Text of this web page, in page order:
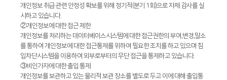
개인정보 취급 관련 안정성 확보를 위해 정기적(분기 1회)으로 자체 감사를 실
시하고 있습니다.
②개인정보에 대한 접근 제한
개인정보를 처리하는 데이터베이스시스템에 대한 접근권한의 부여,변경,말소
를 통하여 개인정보에 대한 접근통제를 위하여 필요한 조치를 하고 있으며 침
입차단시스템을 이용하여 외부로부터의 무단 접근을 통제하고 있습니다.
③비인가자에 대한 출입 통제
개인정보를 보관하고 있는 물리적 보관 장소를 별도로 두고 이에 대해 출입통